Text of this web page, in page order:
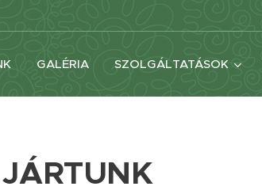
GALÉRIA SZOLGÁLTATÁSOK